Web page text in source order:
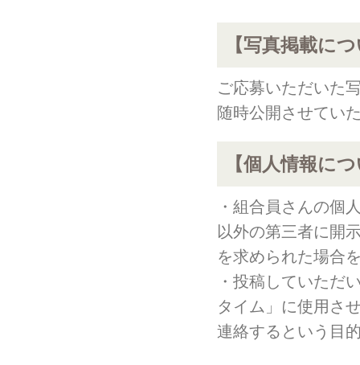
【写真掲載に
ご応募いただいた
随時公開させてい
【個人情報に
・組合員さんの個
以外の第三者に開
を求められた場合
・投稿していただ
タイム」に使用さ
連絡するという目